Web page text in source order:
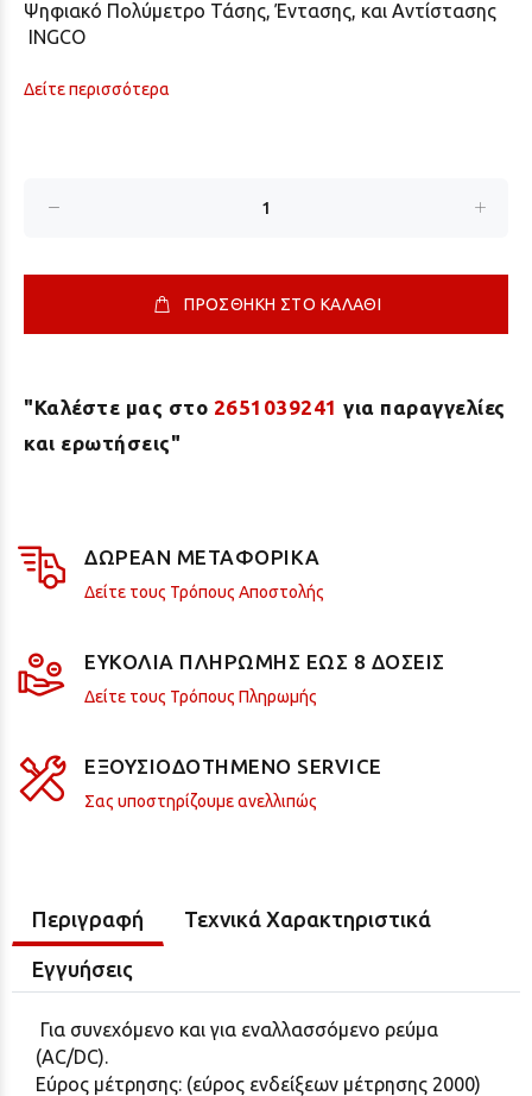
Ψηφιακό Πολύμετρο Τάσης, Έντασης, και Αντίστασης
INGCO
Δείτε περισσότερα
ΠΡΟΣΘΗΚΗ ΣΤΟ ΚΑΛΑΘΙ
"Καλέστε μας στο 2651039241 για παραγγελίες
και ερωτήσεις"
ΔΩΡΕΑΝ ΜΕΤΑΦΟΡΙΚΑ
Δείτε τους Τρόπους Αποστολής
ΕΥΚΟΛΙΑ ΠΛΗΡΩΜΗΣ ΕΩΣ 8 ΔΟΣΕΙΣ
Δείτε τους Τρόπους Πληρωμής
ΕΞΟΥΣΙΟΔΟΤΗΜΕΝΟ SERVICE
Σας υποστηρίζουμε ανελλιπώς
Περιγραφή Τεχνικά Χαρακτηριστικά
Εγγυήσεις
Για συνεχόμενο και για εναλλασσόμενο ρεύμα
(AC/DC).
Εύρος μέτρησης: (εύρος ενδείξεων μέτρησης 2000)